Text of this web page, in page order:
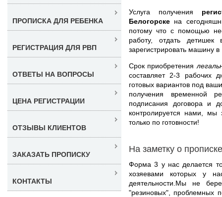
Услуга получения
Белогорске на
потому что с помощью
работу, отдать
зарегистрировать машину
Срок приобретения
составляет 2-3 рабочих
готовых вариантов под
получения временной
подписания договора и
контролируется нами,
только по готовности!
На заметку о прописке
Форма 3 у нас делается
хозяевами которых у
деятельности.Мы не
"резиновых", проблемных
ПРОПИСКА ДЛЯ РЕБЕНКА
РЕГИСТРАЦИЯ ДЛЯ РВП
ОТВЕТЫ НА ВОПРОСЫ
ЦЕНА РЕГИСТРАЦИИ
ОТЗЫВЫ КЛИЕНТОВ
ЗАКАЗАТЬ ПРОПИСКУ
КОНТАКТЫ